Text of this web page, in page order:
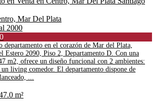
Mar Del Plata
2000
departamento en el corazón de Mar del Plata,
Estero 2090, Piso 2, Departamento D. Con una
m2, ofrece un diseño funcional con 2 ambientes:
living comedor. El departamento dispone de
...
m²